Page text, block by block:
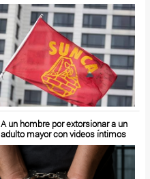
A un hombre por extorsionar a un
adulto mayor con videos íntimos